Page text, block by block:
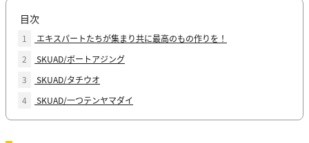
目次
1
エキスパートたちが集まり共に最高のもの作りを！
2
SKUAD/ボートアジング
3
SKUAD/タチウオ
4
SKUAD/一つテンヤマダイ